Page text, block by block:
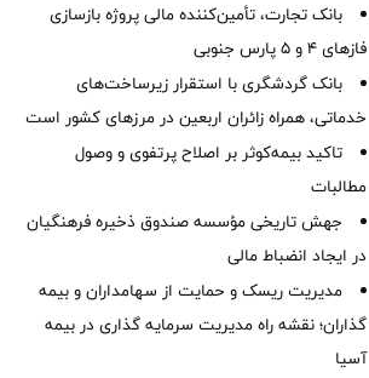
بانک تجارت، تأمین‌کننده مالی پروژه بازسازی
فازهای ۴ و ۵ پارس جنوبی
بانک گردشگری با استقرار زیرساخت‌های
خدماتی، همراه زائران اربعین در مرزهای کشور است
تاکید بیمه‌کوثر بر اصلاح پرتفوی و وصول
مطالبات ‌
جهش تاریخی مؤسسه صندوق ذخیره فرهنگیان
در ایجاد انضباط مالی
مدیریت ریسک و حمایت از سهامداران و بیمه
گذاران؛ نقشه راه مدیریت سرمایه گذاری در بیمه
آسیا